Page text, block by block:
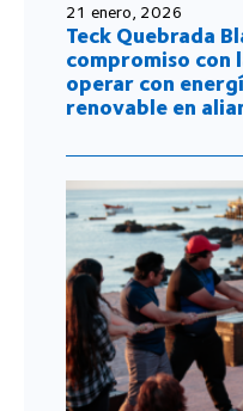
21 enero, 2026
Teck Quebrada
compromiso con
operar con
renovable en